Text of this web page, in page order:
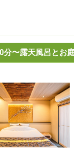
分〜露天風呂とお